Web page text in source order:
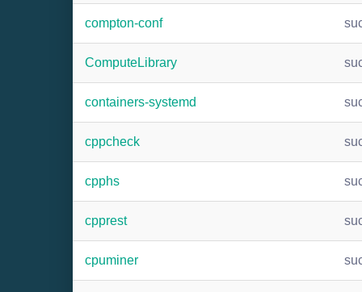
compton-conf
ComputeLibrary
containers-systemd
cppcheck
cpphs
cpprest
cpuminer